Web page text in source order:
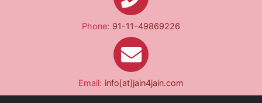
Phone: 91-11-49869226
Email: info[at]jain4jain.com